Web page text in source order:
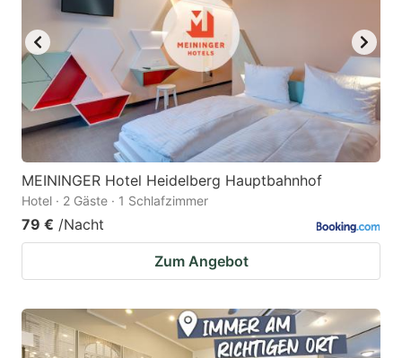
MEININGER Hotel Heidelberg Hauptbahnhof
Hotel · 2 Gäste · 1 Schlafzimmer
79 € /Nacht
Zum Angebot